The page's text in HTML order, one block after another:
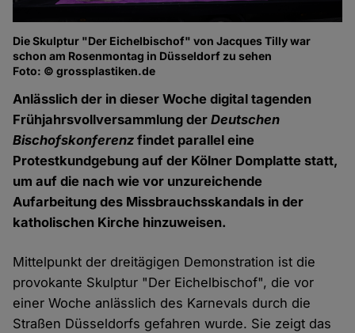
Die Skulptur "Der Eichelbischof" von Jacques Tilly war
schon am Rosenmontag in Düsseldorf zu sehen
Foto: © grossplastiken.de
Anlässlich der in dieser Woche digital tagenden
Frühjahrsvollversammlung derDeutschen
Bischofskonferenzfindet parallel eine
Protestkundgebung auf der Kölner Domplatte statt,
um auf die nach wie vor unzureichende
Aufarbeitung des Missbrauchsskandals in der
katholischen Kirche hinzuweisen.
Mittelpunkt der dreitägigen Demonstration ist die
provokante Skulptur "Der Eichelbischof", die vor
einer Woche anlässlich des Karnevals durch die
Straßen Düsseldorfs gefahren wurde. Sie zeigt das